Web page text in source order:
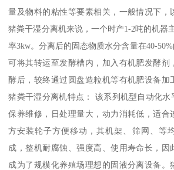
量及物料的粘性等要素相关，一般情况下，
猪粪干湿分离机来说，一个时产1-2吨的机器
率3kw。分离后的固态物质水分含量在40-
可将其转运至发酵槽内，加入有机肥发酵剂
酵后，较终通过圆盘造粒机等有机肥设备加
猪粪干湿分离机特点： 该系列机型自动化水
保养维修，日处理量大，动力消耗低，适合
方安装轮子方便移动，其机架、筛网、等
成，整机耐腐蚀、强度高、使用寿命长，因
成为了规模化养殖场理想的固液分离设备。